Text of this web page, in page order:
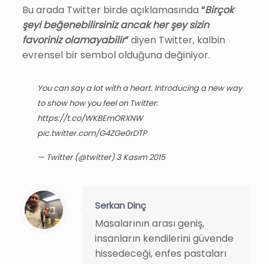
Bu arada Twitter birde açıklamasında “Birçok
şeyi beğenebilirsiniz ancak her şey sizin
favoriniz olamayabilir”diyen Twitter, kalbin
evrensel bir sembol olduğuna değiniyor.
You can say a lot with a heart. Introducing a new way
to show how you feel on Twitter:
https://t.co/WKBEmORXNW
pic.twitter.com/G4ZGe0rDTP
— Twitter (@twitter) 3 Kasım 2015
Serkan Dinç
Masalarının arası geniş,
insanların kendilerini güvende
hissedeceği, enfes pastaları